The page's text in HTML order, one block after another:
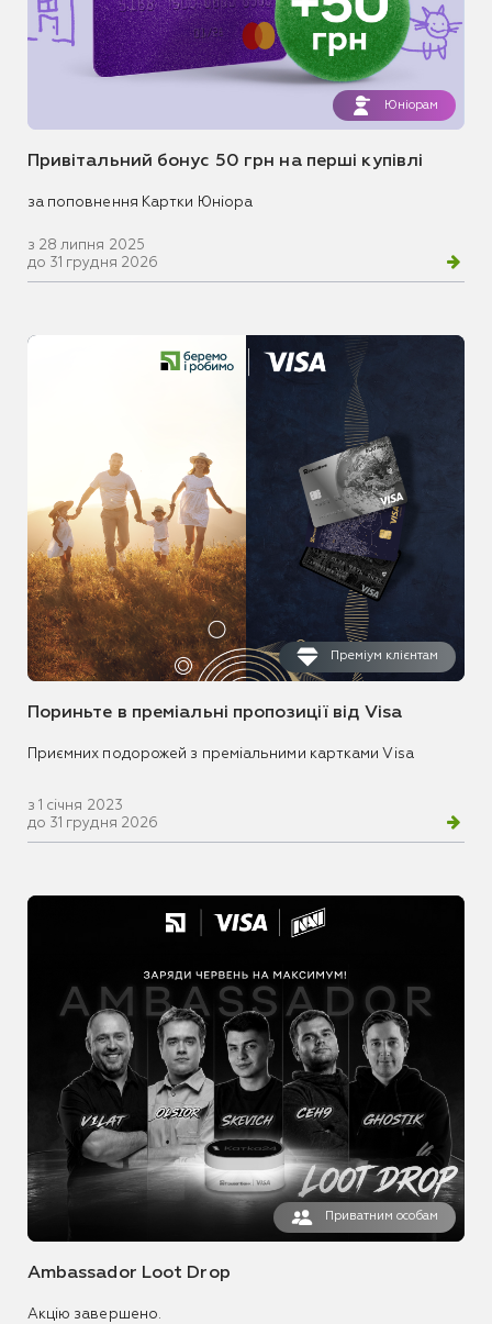
Юніорам
Привітальний бонус 50 грн на перші купівлі
за поповнення Картки Юніора
з 28 липня 2025
до 31 грудня 2026
Преміум клієнтам
Пориньте в преміальні пропозиції від Visa
Приємних подорожей з преміальними картками Visa
з 1 січня 2023
до 31 грудня 2026
Приватним особам
Ambassador Loot Drop
Акцію завершено.